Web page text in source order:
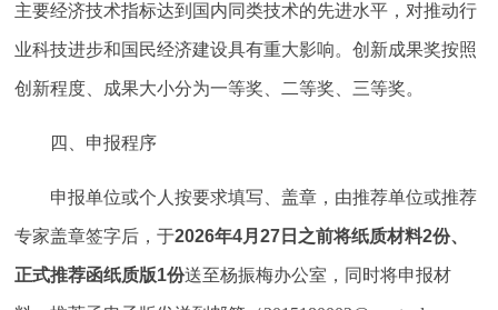
主要经济技术指标达到国内同类技术的先进水平，对推动行
业科技进步和国民经济建设具有重大影响。创新成果奖按照
创新程度、成果大小分为一等奖、二等奖、三等奖。
四、申报程序
申报单位或个人按要求填写、盖章，由推荐单位或推荐
专家盖章签字后，于2026年4月27日之前将纸质材料2份、
正式推荐函纸质版1份送至杨振梅办公室，同时将申报材